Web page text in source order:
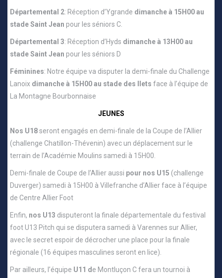
Départemental 2: Réception d’Ygrande dimanche à 15H00 au
stade Saint Jean pour les séniors C.
Départemental 3: Réception d’Hyds dimanche à 13H00 au
stade Saint Jean pour les séniors D
Féminines: Notre équipe va disputer la demi-finale du Challenge
Lanoix dimanche à 15H00 au stade des Ilets face à l’équipe de
La Montagne Bourbonnaise
JEUNES
Nos U18seront engagés en demi-finale de la Coupe de l’Allier
(challenge Chatillon-Thévenin) avec un déplacement sur le
terrain de l’Académie Moulins samedi à 15H00.
Demi-finale de Coupe de l’Allier aussi pour nos U15 (challenge
Duverger) samedi à 15H00 à Villefranche d’Allier face à l’équipe
de Centre Allier Foot
Enfin, nos U13 disputeront la finale départementale du festival
foot U13 Pitch qui se disputera samedi à Varennes sur Allier,
avec le secret espoir de décrocher une place pour la finale
régionale (16 équipes masculines seront en lice).
Par ailleurs, l’équipe U11 d e Montluçon C fera un tournoi à